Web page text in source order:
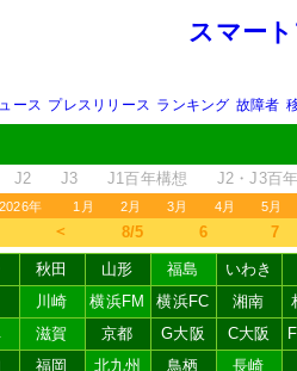
スマー
ース プレスリリース ランキング 故障者
J2 J3 J1百年構想 J2・J3百
2026年 1月 2月 3月 4月 5月
＜ 8/5 6 7
秋田 山形 福島
いわき
川崎 横浜FM 横浜FC 湘南
滋賀 京都 G大阪 C大阪
福岡 北九州 鳥栖 長崎